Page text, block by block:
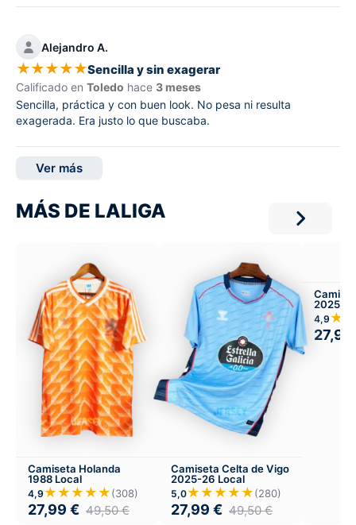
Alejandro A.
★★★★★Sencilla y sin exagerar
Calificado en Toledo hace 3 meses
Sencilla, práctica y con buen look. No pesa ni resulta
exagerada. Era justo lo que buscaba.
Ver más
MÁS DE LALIGA
Camiseta Holanda
1988 Local
4,9 ★★★★★(308)
27,99 € 49,50€
Camiseta Celta de Vigo
2025-26 Local
5,0★★★★★(280)
27,99 € 49,50€
2025-
Infantil
4,9
27,99